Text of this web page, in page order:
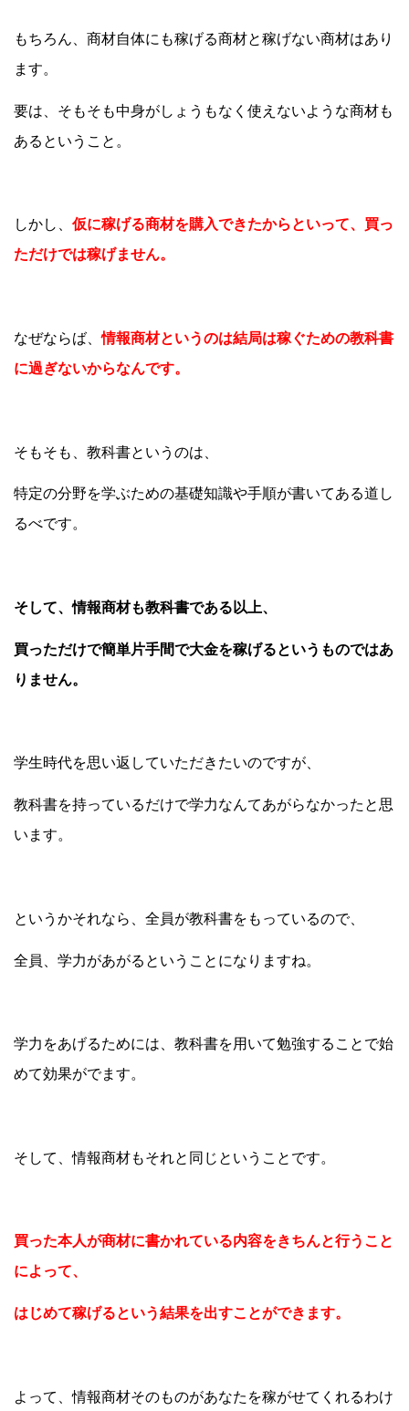
もちろん、商材自体にも稼げる商材と稼げない商材はあり
ます。
要は、そもそも中身がしょうもなく使えないような商材も
あるということ。
しかし、 仮に稼げる商材を購入できたからといって、買っ
ただけでは稼げません。
なぜならば、情報商材というのは結局は稼ぐための教科書
に過ぎないからなんです。
そもそも、教科書というのは、
特定の分野を学ぶための基礎知識や手順が書いてある道し
るべです。
そして、情報商材も教科書である以上、
買っただけで簡単片手間で大金を稼げるというものではあ
りません。
学生時代を思い返していただきたいのですが、
教科書を持っているだけで学力なんてあがらなかったと思
います。
というかそれなら、全員が教科書をもっているので、
全員、学力があがるということになりますね。
学力をあげるためには、教科書を用いて勉強することで始
めて効果がでます。
そして、情報商材もそれと同じということです。
買った本人が商材に書かれている内容をきちんと行うこと
によって、
はじめて稼げるという結果を出すことができます。
よって、情報商材そのものがあなたを稼がせてくれるわけ